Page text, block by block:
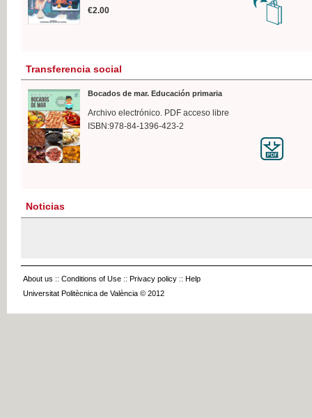
€2.00
Transferencia social
Bocados de mar. Educación primaria
Archivo electrónico. PDF acceso libre
ISBN:978-84-1396-423-2
Noticias
About us :: Conditions of Use :: Privacy policy :: Help
Universitat Politècnica de València © 2012